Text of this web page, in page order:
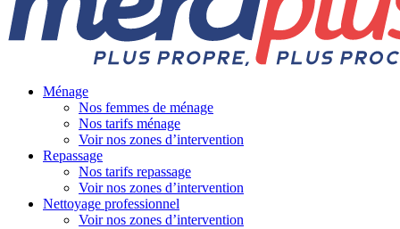
Ménage
Nos femmes de ménage
Nos tarifs ménage
Voir nos zones d’intervention
Repassage
Nos tarifs repassage
Voir nos zones d’intervention
Nettoyage professionnel
Voir nos zones d’intervention